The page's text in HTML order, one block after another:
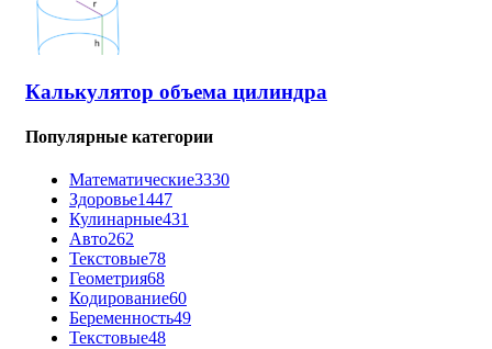
Калькулятор объема цилиндра
Популярные категории
Математические3330
Здоровье1447
Кулинарные431
Авто262
Текстовые78
Геометрия68
Кодирование60
Беременность49
Текстовые48